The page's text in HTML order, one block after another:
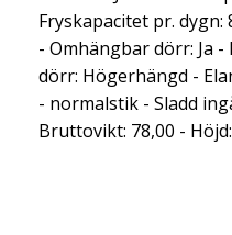
Fryskapacitet pr.
- Omhängbar dörr: Ja
dörr: Högerhängd -
- normalstik - Sladd
Bruttovikt: 78,00 -